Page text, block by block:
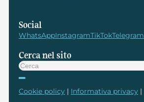
Social
WhatsAppInstagramTikTokTelegram
Cerca nel sito
Cerca
Cookie policy | Informativa privacy |